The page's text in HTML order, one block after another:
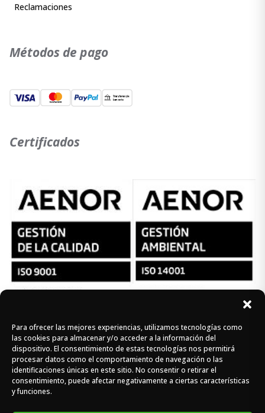
Para ofrecer las mejores experiencias, utilizamos tecnologías como
las cookies para almacenar y/o acceder a la información del
dispositivo. El consentimiento de estas tecnologías nos permitirá
procesar datos como el comportamiento de navegación o las
identificaciones únicas en este sitio. No consentir o retirar el
consentimiento, puede afectar negativamente a ciertas características
y funciones.
Reclamaciones
Métodos de pago
Certificados
Síguenos en redes
Instagram
Facebook
X